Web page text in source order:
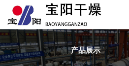
产品展示